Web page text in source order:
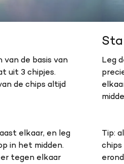
de basis van
uit 3 chipjes.
de chips altijd
elkaar, en leg
in het midden.
tegen elkaar
Leg
Tip:
chips